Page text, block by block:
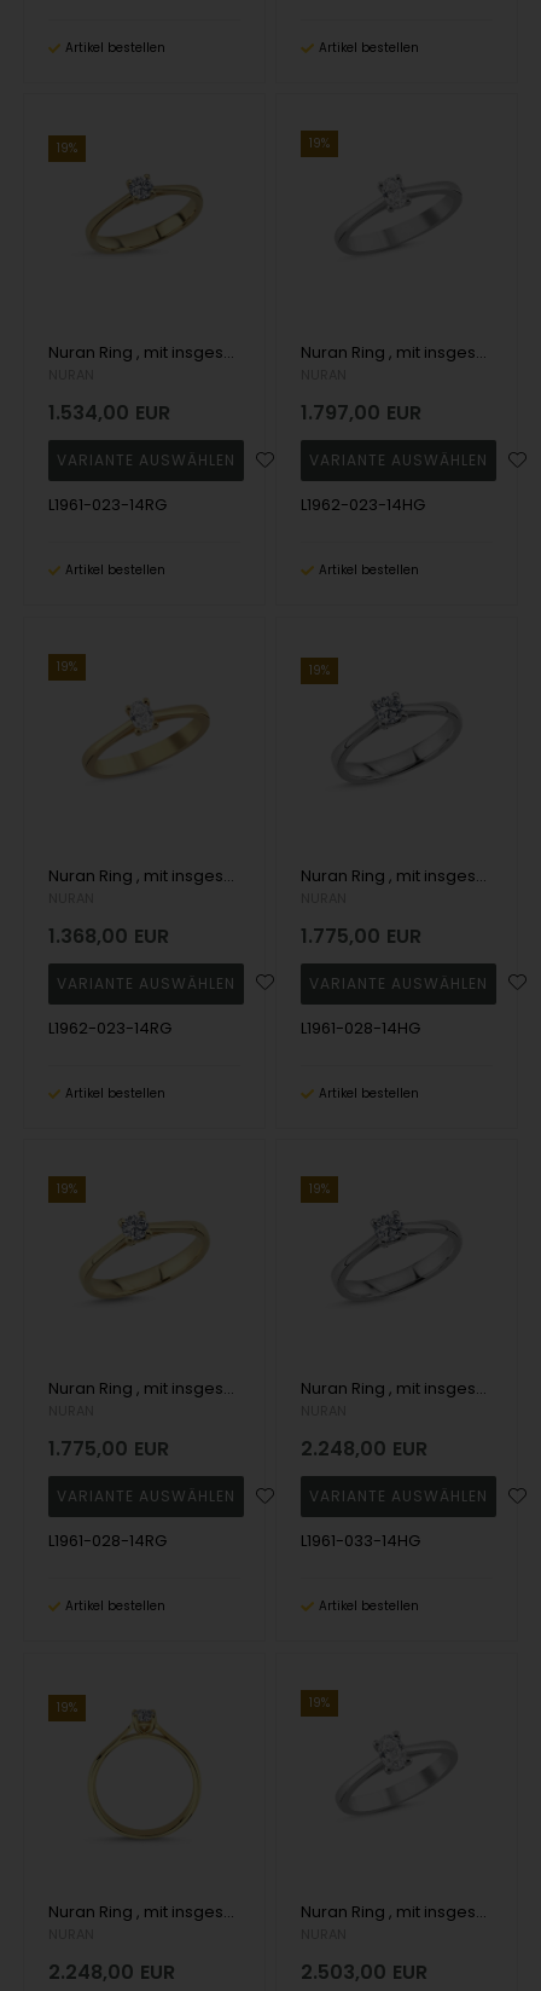
Artikel bestellen Artikel bestellen
19%
Nuran Ring , mit insgesamt 0,23 ct Wesselton SI
1.534,00 EUR
L1961-023-14RG
Artikel bestellen
19%
Nuran Ring , mit insgesamt 0,23 ct Wesselton SI
1.797,00 EUR
L1962-023-14HG
Artikel bestellen
19%
Nuran Ring , mit insgesamt 0,23 ct Wesselton SI
1.368,00 EUR
L1962-023-14RG
Artikel bestellen
19%
Nuran Ring , mit insgesamt 0,28 ct Wesselton SI
1.775,00 EUR
L1961-028-14HG
Artikel bestellen
19%
Nuran Ring , mit insgesamt 0,28 ct Wesselton SI
1.775,00 EUR
L1961-028-14RG
Artikel bestellen
19%
Nuran Ring , mit insgesamt 0,33 ct Wesselton SI
2.248,00 EUR
L1961-033-14HG
Artikel bestellen
19%
Nuran Ring , mit insgesamt 0,33 ct Wesselton SI
2.248,00 EUR
19%
Nuran Ring , mit insgesamt 0,33 ct Wesselton SI
2.503,00 EUR